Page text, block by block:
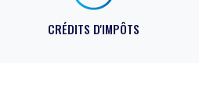
CRÉDITS D'IMPÔTS